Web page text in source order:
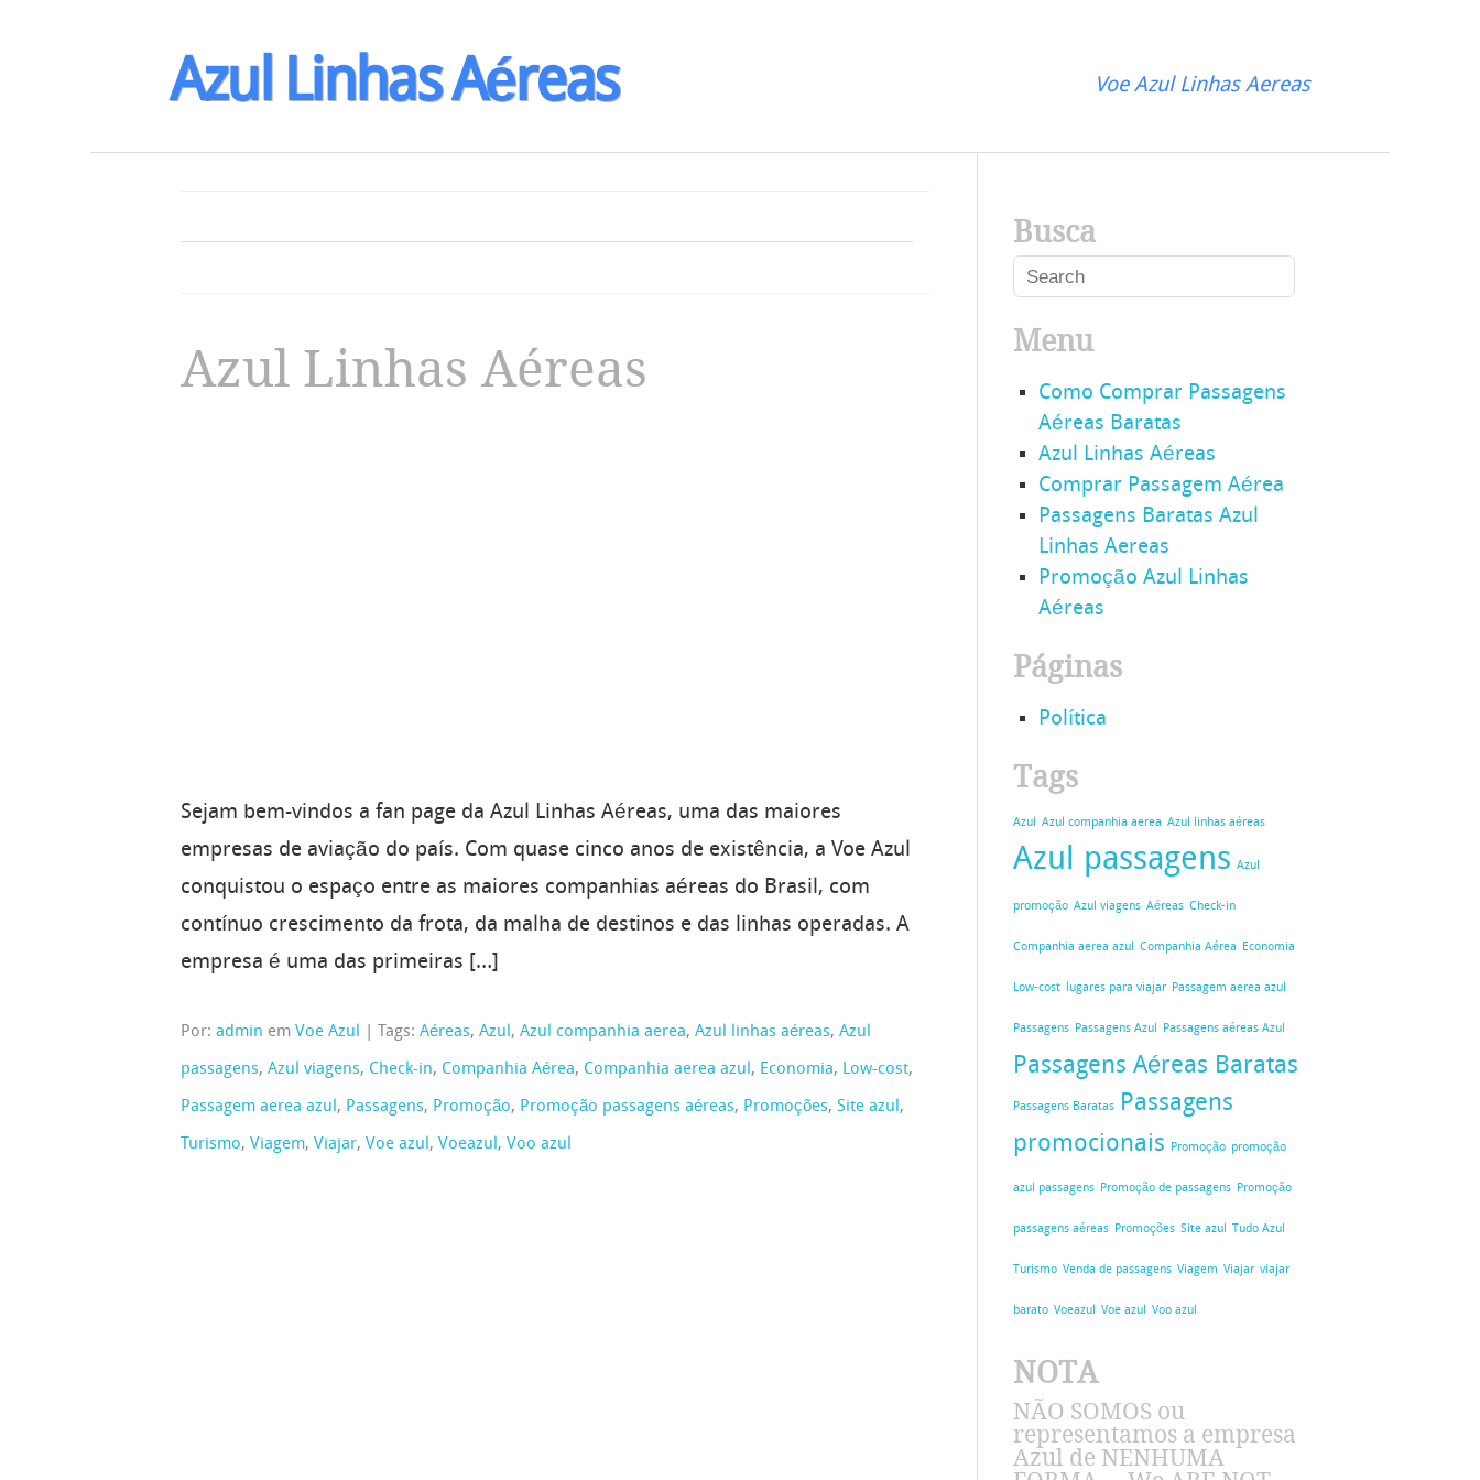
Azul LinhasAéreas Voe Azul Linhas Aereas
Azul Linhas Aéreas
Sejam bem-vindos a fan page da Azul Linhas Aéreas, uma das maiores
empresas de aviação do país. Com quase cinco anos de existência, a Voe Azul
conquistou o espaço entre as maiores companhias aéreas do Brasil, com
contínuo crescimento da frota, da malha de destinos e das linhas operadas. A
empresa é uma das primeiras […]
Por:admin emVoe Azul Tags:Aéreas,Azul ,Azul companhia aerea,Azul linhas aéreas,Azul
passagens,Azul viagens, Check-in, Companhia Aérea, Companhia aerea azul , Economia, Low-cost,
Passagem aerea azul , Passagens, Promoção, Promoção passagens aéreas, Promoções,Site azul ,
Turismo,Viagem,Viajar,Voe azul ,Voeazul ,Voo azul
Busca
Menu
Como Comprar Passagens
Aéreas Baratas
Azul Linhas Aéreas
Comprar Passagem Aérea
Passagens Baratas Azul
Linhas Aereas
Promoção Azul Linhas
Aéreas
Páginas
Política
Tags
Azul Azul companhia aerea Azul linhas aéreas
Azul passagens Azul
promoção Azul viagens Aéreas Check-in
Companhia aerea azul Companhia Aérea Economia
Low-cost lugares para viajar Passagem aerea azul
Passagens Passagens Azul Passagens aéreas Azul
Passagens Aéreas Baratas
Passagens Baratas
Passagens
promocionais
Promoção promoção
azul passagens Promoção de passagens Promoção
passagens aéreas Promoções Site azul Tudo Azul
Turismo Venda de passagens Viagem Viajar viajar
barato Voeazul Voe azul Voo azul
NOTA
NÃO SOMOS ou
representamos a empresa
Azul de NENHUMA